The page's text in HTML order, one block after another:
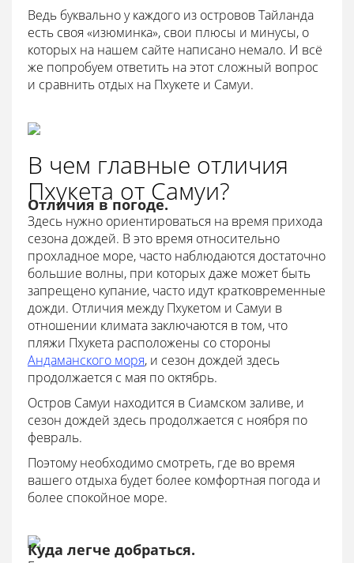
Ведь буквально у каждого из островов Тайланда
есть своя «изюминка», свои плюсы и минусы, о
которых на нашем сайте написано немало. И всё
же попробуем ответить на этот сложный вопрос
и сравнить отдых на Пхукете и Самуи.
В чем главные отличия
Пхукета от Самуи?
Отличия в погоде.
Здесь нужно ориентироваться на время прихода
сезона дождей. В это время относительно
прохладное море, часто наблюдаются достаточно
большие волны, при которых даже может быть
запрещено купание, часто идут кратковременные
дожди. Отличия между Пхукетом и Самуи в
отношении климата заключаются в том, что
пляжи Пхукета расположены со стороны
Андаманского моря, и сезон дождей здесь
продолжается с мая по октябрь.
Остров Самуи находится в Сиамском заливе, и
сезон дождей здесь продолжается с ноября по
февраль.
Поэтому необходимо смотреть, где во время
вашего отдыха будет более комфортная погода и
более спокойное море.
Куда легче добраться.